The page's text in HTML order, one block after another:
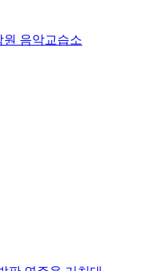
원 음악교습소